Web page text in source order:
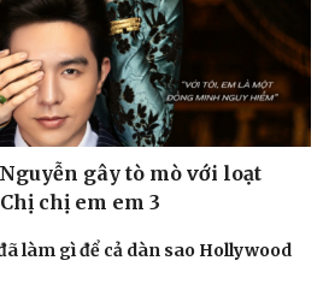
gây tò mò với loạt
chị em em 3
làm gì để cả dàn sao Hollywood